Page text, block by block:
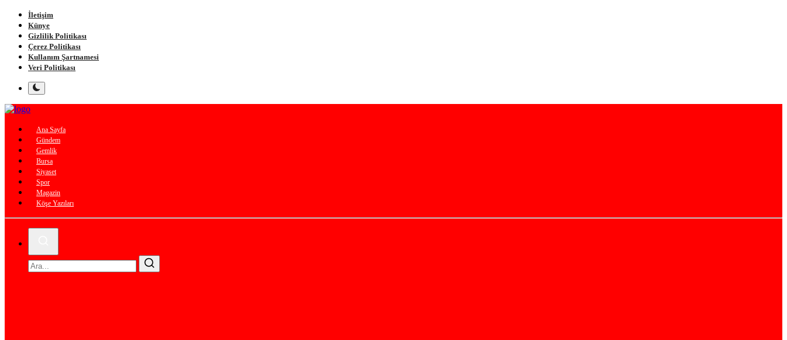
İletişim
Künye
Gizlilik Politikası
Çerez Politikası
Kullanım Şartnamesi
Veri Politikası
Ana Sayfa
Gündem
Gemlik
Bursa
Siyaset
Spor
Magazin
Köşe Yazıları